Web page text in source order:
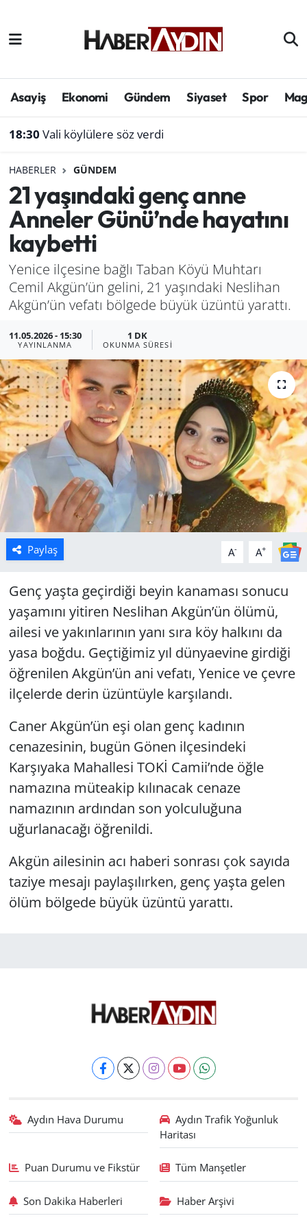
Asayiş Ekonomi Gündem Siyaset Spor
18:30 Vali köylülere söz verdi
HABERLER GÜNDEM
21 yaşındaki genç anne
Anneler Günü’nde hayatını
kaybetti
Yenice ilçesine bağlı Taban Köyü Muhtarı
Cemil Akgün’ün gelini, 21 yaşındaki Neslihan
Akgün’ün vefatı bölgede büyük üzüntü yarattı.
11.05.2026 - 15:30
YAYINLANMA
1 DK
OKUNMA SÜRESI
Paylaş A- A+
Genç yaşta geçirdiği beyin kanaması sonucu
yaşamını yitiren Neslihan Akgün’ün ölümü,
ailesi ve yakınlarının yanı sıra köy halkını da
yasa boğdu. Geçtiğimiz yıl dünyaevine girdiği
öğrenilen Akgün’ün ani vefatı, Yenice ve çevre
ilçelerde derin üzüntüyle karşılandı.
Caner Akgün’ün eşi olan genç kadının
cenazesinin, bugün Gönen ilçesindeki
Karşıyaka Mahallesi TOKİ Camii’nde öğle
namazına müteakip kılınacak cenaze
namazının ardından son yolculuğuna
uğurlanacağı öğrenildi.
Akgün ailesinin acı haberi sonrası çok sayıda
taziye mesajı paylaşılırken, genç yaşta gelen
ölüm bölgede büyük üzüntü yarattı.
Aydın Hava Durumu
Aydın Trafik Yoğunluk
Haritası
Puan Durumu ve Fikstür Tüm Manşetler
Son Dakika Haberleri Haber Arşivi
Afyonkarahisar
Çevre
Genel
Haber
Izmir
Kütahya
Manisa
Muğla
Politika
Uşak
Aydın Hava Durumu
Süper Lig Puan Durumu ve Fikstür
Son Dakika Haberleri
Haber Arşivi